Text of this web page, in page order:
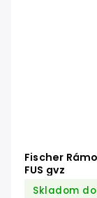
Fischer
FUS gvz
Skladom